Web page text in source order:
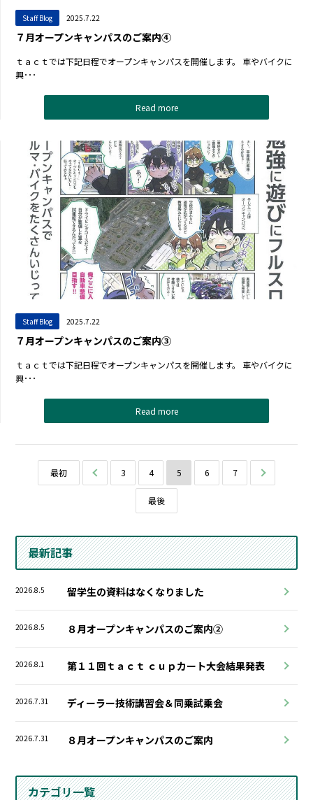
Staff Blog 2025.7.22
７月オープンキャンパスのご案内④
ｔａｃｔでは下記日程でオープンキャンパスを開催します。 車やバイクに
興･･･
Read more
Staff Blog 2025.7.22
７月オープンキャンパスのご案内③
ｔａｃｔでは下記日程でオープンキャンパスを開催します。 車やバイクに
興･･･
Read more
最初 前へ 3 4 5 6 7 次へ
最後
最新記事
2026.8.5 留学生の資料はなくなりました
2026.8.5 ８月オープンキャンパスのご案内②
2026.8.1 第１１回ｔａｃｔ ｃｕｐカート大会結果発表
2026.7.31 ディーラー技術講習会＆同乗試乗会
2026.7.31 ８月オープンキャンパスのご案内
カテゴリ一覧